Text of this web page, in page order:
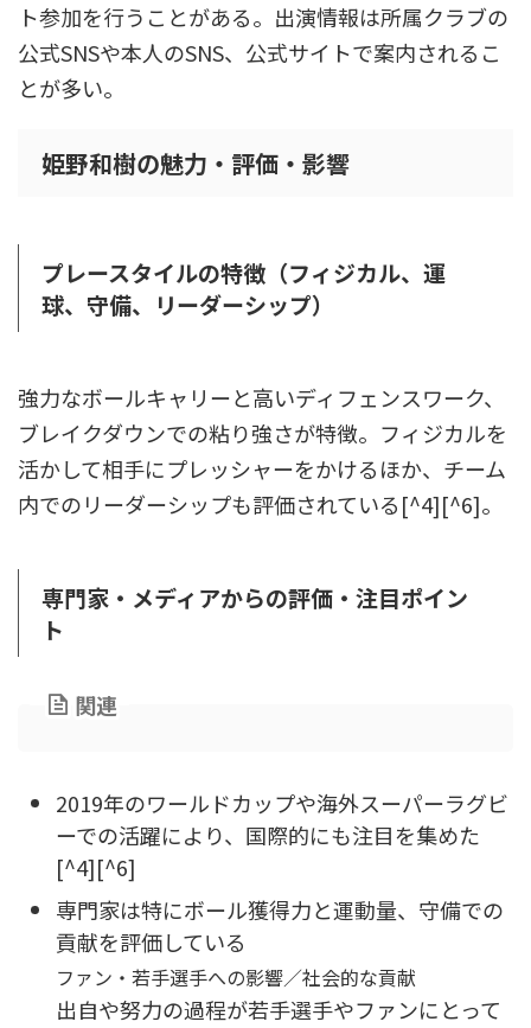
ト参加を行うことがある。出演情報は所属クラブの
公式SNSや本人のSNS、公式サイトで案内されるこ
とが多い。
姫野和樹の魅力・評価・影響
プレースタイルの特徴（フィジカル、運
球、守備、リーダーシップ）
強力なボールキャリーと高いディフェンスワーク、
ブレイクダウンでの粘り強さが特徴。フィジカルを
活かして相手にプレッシャーをかけるほか、チーム
内でのリーダーシップも評価されている[^4][^6]。
専門家・メディアからの評価・注目ポイン
ト
関連
2019年のワールドカップや海外スーパーラグビ
ーでの活躍により、国際的にも注目を集めた
[^4][^6]
専門家は特にボール獲得力と運動量、守備での
貢献を評価している
ファン・若手選手への影響／社会的な貢献
出自や努力の過程が若手選手やファンにとって